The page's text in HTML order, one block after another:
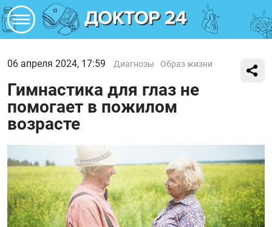
06 апреля 2024, 17:59 Диагнозы Образ жизни
Гимнастика для глаз не
помогает в пожилом
возрасте